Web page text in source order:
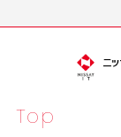
Top